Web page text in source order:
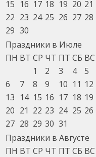
15 16 17 18 19 20 21
22 23 24 25 26 27 28
29 30
Праздники в Июле
ПН ВТ СР ЧТ ПТ СБ ВС
1
2 3 4
5
6
7 8 9 10 11 12
13 14 15 16 17 18 19
20 21 22 23 24 25 26
27 28 29 30 31
Праздники в Августе
ПН ВТ СР ЧТ ПТ СБ ВС